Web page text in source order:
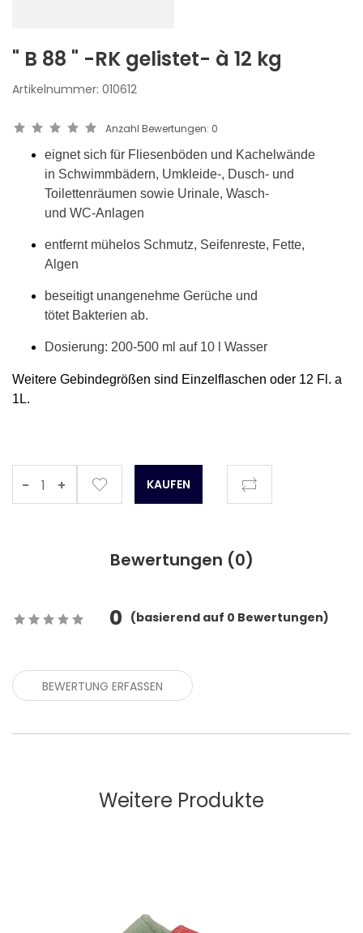
" B 88 " -RK gelistet- à 12 kg
Artikelnummer: 010612
Anzahl Bewertungen: 0
eignet sich für Fliesenböden und Kachelwände
in Schwimmbädern, Umkleide-, Dusch- und
Toilettenräumen sowie Urinale, Wasch-
und WC-Anlagen
entfernt mühelos Schmutz, Seifenreste, Fette,
Algen
beseitigt unangenehme Gerüche und
tötet Bakterien ab.
Dosierung: 200-500 ml auf 10 l Wasser
Weitere Gebindegrößen sind Einzelflaschen oder 12 Fl. a
1L.
- +
Bewertungen (0)
0 (basierend auf 0 Bewertungen)
BEWERTUNG ERFASSEN
Weitere Produkte